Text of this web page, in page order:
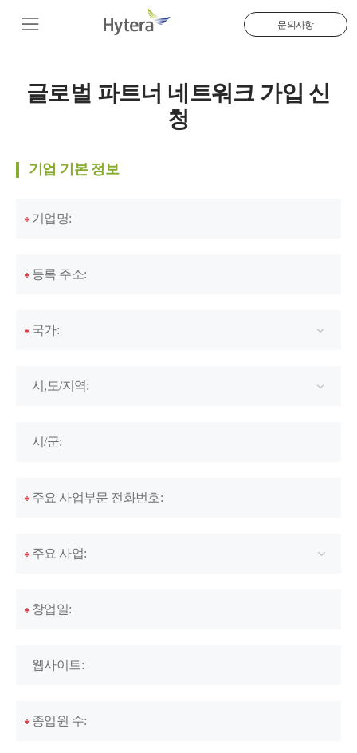
문의사항
글로벌 파트너 네트워크 가입 신
청
기업 기본 정보
* 기업명:
* 등록 주소:
* 국가:
시,도/지역:
시/군:
* 주요 사업부문 전화번호:
* 주요 사업:
* 창업일:
웹사이트:
* 종업원 수: